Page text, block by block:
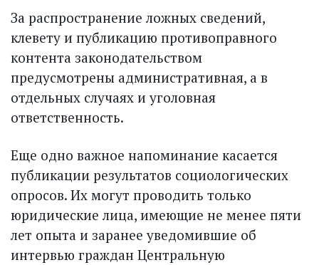
За распространение ложных сведений,
клевету и публикацию противоправного
контента законодательством
предусмотрены административная, а в
отдельных случаях и уголовная
ответственность.
Еще одно важное напоминание касается
публикации результатов социологических
опросов. Их могут проводить только
юридические лица, имеющие не менее пяти
лет опыта и заранее уведомившие об
интервью граждан Центральную